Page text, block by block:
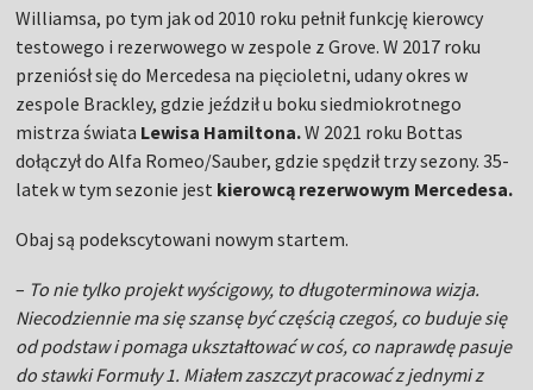
Williamsa, po tym jak od 2010 roku pełnił funkcję kierowcy
testowego i rezerwowego w zespole z Grove. W 2017 roku
przeniósł się do Mercedesa na pięcioletni, udany okres w
zespole Brackley, gdzie jeździł u boku siedmiokrotnego
mistrza świata Lewisa Hamiltona.W 2021 roku Bottas
dołączył do Alfa Romeo/Sauber, gdzie spędził trzy sezony. 35-
latek w tym sezonie jest kierowcą rezerwowym Mercedesa.
Obaj są podekscytowani nowym startem.
– To nie tylko projekt wyścigowy, to długoterminowa wizja.
Niecodziennie ma się szansę być częścią czegoś, co buduje się
od podstaw i pomaga ukształtować w coś, co naprawdę pasuje
do stawki Formuły 1. Miałem zaszczyt pracować z jednymi z